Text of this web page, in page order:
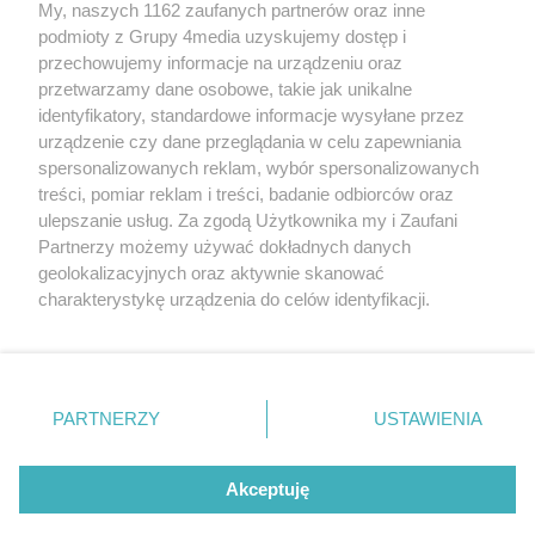
Redakcja Reklama Prywatność
Praca Łódź
the:protocol
Facebook.com
Youtube.com
My, naszych 1162 zaufanych partnerów oraz inne
podmioty z Grupy 4media uzyskujemy dostęp i
przechowujemy informacje na urządzeniu oraz
przetwarzamy dane osobowe, takie jak unikalne
identyfikatory, standardowe informacje wysyłane przez
urządzenie czy dane przeglądania w celu zapewniania
spersonalizowanych reklam, wybór spersonalizowanych
treści, pomiar reklam i treści, badanie odbiorców oraz
ulepszanie usług. Za zgodą Użytkownika my i Zaufani
Partnerzy możemy używać dokładnych danych
geolokalizacyjnych oraz aktywnie skanować
charakterystykę urządzenia do celów identyfikacji.
zmienić/wycofać klikając przycisk ustawień prywatności
znajdujący się w lewym dolnym rogu strony
. Niektóre
użytkownika, ale masz prawo sprzeciwić się takiemu
przetwarzaniu. Preferencje będą miały zastosowania tylko
PARTNERZY USTAWIENIA
Akceptuję